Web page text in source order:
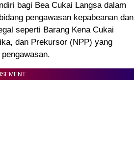
bagi Bea Cukai Langsa dalam
pengawasan kepabeanan dan
seperti Barang Kena Cukai
dan Prekursor (NPP) yang